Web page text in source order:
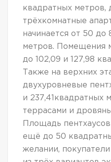
квадратных метров,
трёхкомнатные
начинается от 50 до
метров. Помещения
до 102,09 и 127,98
Также на верхних
двухуровневые
и 237,41квадратных
террасами и
Площадь
ещё до 50
желании,